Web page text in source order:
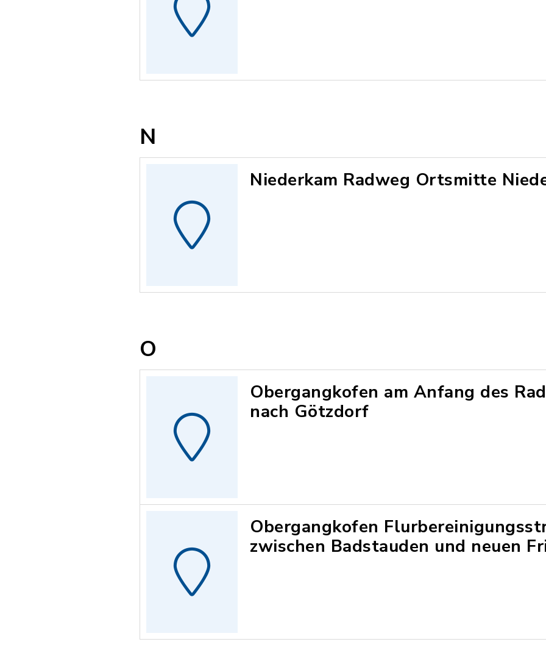
N
Niederkam Radweg Ortsmitte
O
Obergangkofen am Anfang des
nach Götzdorf
Obergangkofen
zwischen Badstauden und neuen